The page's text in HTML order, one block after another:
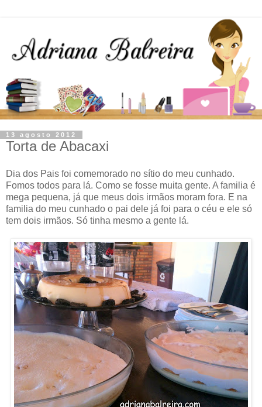
13 agosto 2012
Torta de Abacaxi
Dia dos Pais foi comemorado no sítio do meu cunhado.
Fomos todos para lá. Como se fosse muita gente. A familia é
mega pequena, já que meus dois irmãos moram fora. E na
familia do meu cunhado o pai dele já foi para o céu e ele só
tem dois irmãos. Só tinha mesmo a gente lá.